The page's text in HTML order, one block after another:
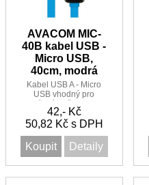
AVACOM MIC-
40B kabel USB -
Micro USB,
40cm, modrá
Kabel USB A - Micro
USB vhodný pro
nabíjení a přenos dat.
Povrchový materiál a
plochý tvar
42,- Kč
50,82 Kč s DPH
Koupit
Detaily